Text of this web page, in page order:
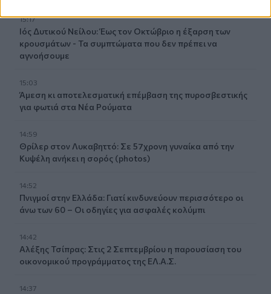
15:17
Ιός Δυτικού Νείλου: Έως τον Οκτώβριο η έξαρση των
κρουσμάτων - Τα συμπτώματα που δεν πρέπει να
αγνοήσουμε
15:03
Άμεση κι αποτελεσματική επέμβαση της πυροσβεστικής
για φωτιά στα Νέα Ρούματα
14:59
Θρίλερ στον Λυκαβηττό: Σε 57χρονη γυναίκα από την
Κυψέλη ανήκει η σορός (photos)
14:52
Πνιγμοί στην Ελλάδα: Γιατί κινδυνεύουν περισσότερο οι
άνω των 60 – Οι οδηγίες για ασφαλές κολύμπι
14:42
Αλέξης Τσίπρας: Στις 2 Σεπτεμβρίου η παρουσίαση του
οικονομικού προγράμματος της ΕΛ.Α.Σ.
14:37